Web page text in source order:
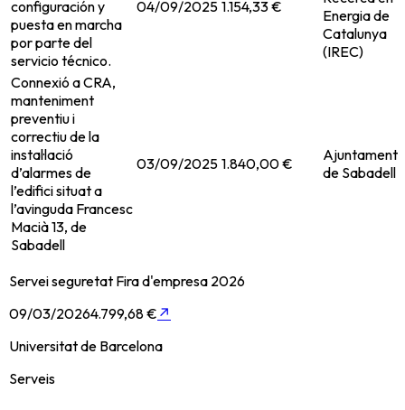
configuración y
puesta en marcha
por parte del
servicio técnico.
04/09/2025 1.154,33 €
Energia de
Catalunya
(IREC)
Connexió a CRA,
manteniment
preventiu i
correctiu de la
instal·lació
d’alarmes de
l’edifici situat a
l’avinguda Francesc
Macià 13, de
Sabadell
03/09/2025 1.840,00 €
Ajuntament
de Sabadell
Servei seguretat Fira d'empresa 2026
09/03/20264.799,68 € ↗
Universitat de Barcelona
Serveis